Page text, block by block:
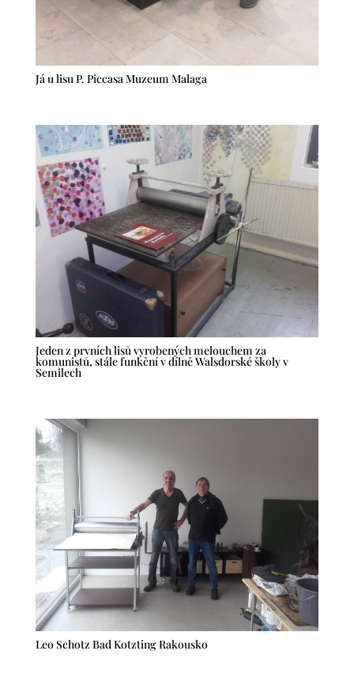
Já u lisu P. Piccasa Muzeum Malaga
Jeden z prvních lisů vyrobených melouchem za
komunistů, stále funkční v dílně Walsdorské školy v
Semilech
Leo Schotz Bad Kotzting Rakousko